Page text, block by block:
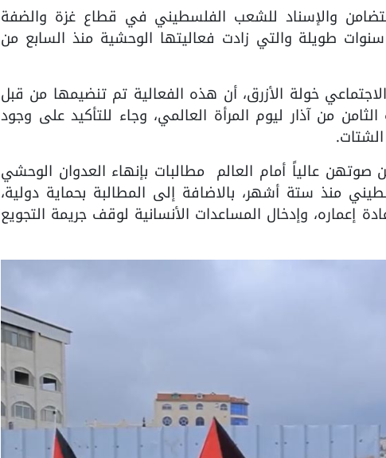
والإسناد للشعب الفلسطيني في قطاع غزة والضفة
طويلة والتي زادت فعاليتها الوحشية منذ السابع من
خولة الأزرق، أن هذه الفعالية تم تنضيمها من قبل
الثامن من آذار ليوم المرأة العالمي، وجاء للتأكيد على وجود
عالياً أمام العالم مطالبات بإنهاء العدوان الوحشي
منذ ستة أشهر، بالاضافة إلى المطالبة بحماية دولية،
إعماره، وإدخال المساعدات الأنسانية لوقف جريمة التجويع